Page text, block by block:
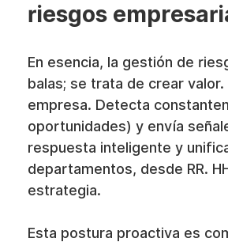
riesgos
En esencia, la gestión de
balas; se trata de crear
empresa. Detecta
oportunidades) y envía
respuesta inteligente y
departamentos, desde RR.
estrategia.
Esta postura proactiva es